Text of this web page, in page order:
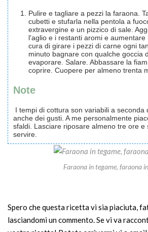
Pulire e tagliare a pezzi la faraona.
cubetti e stufarla nella pentola a
extravergine e un pizzico di sale.
l'aglio e i restanti aromi e
cura di girare i pezzi di carne ogni
minuto bagnare con qualche goccia
evaporare. Salare. Abbassare la
coprire. Cuopere per almeno trenta
Note
I tempi di cottura son variabili a seconda
anche dei gusti. A me personalmente
sfaldi. Lasciare riposare almeno tre ore e
servire.
Faraona in tegame, faraona
Spero che questa ricetta vi sia piaciuta,
lasciandomi un commento. Se vi va